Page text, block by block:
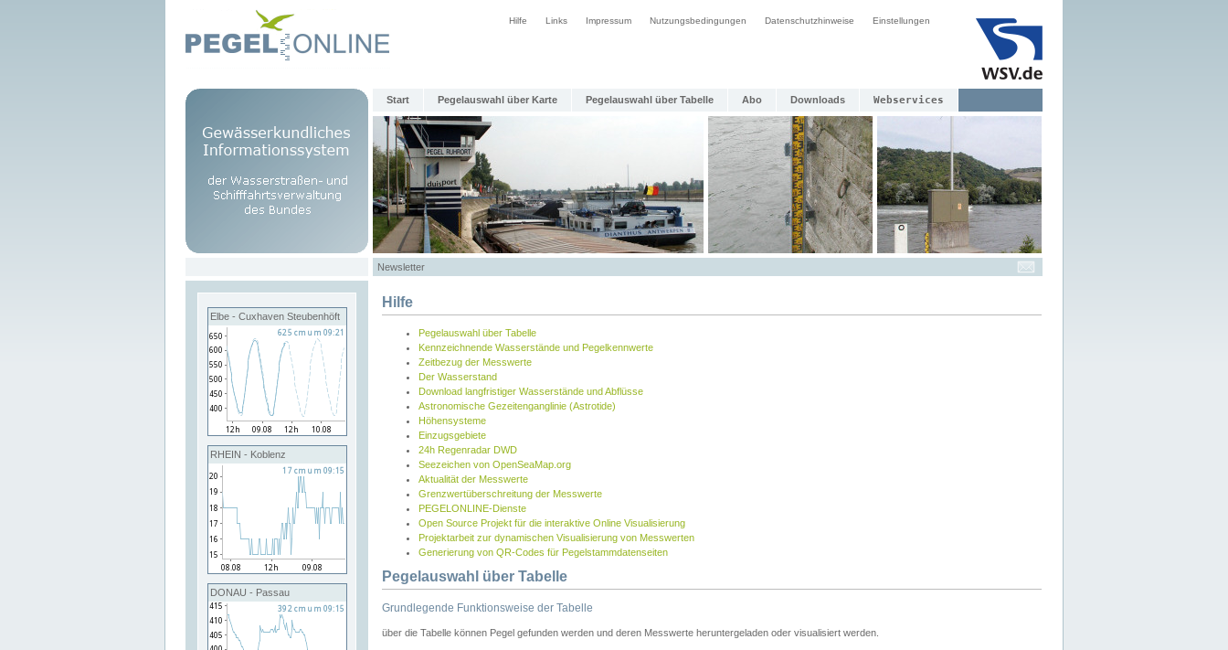
Hilfe Links Impressum Nutzungsbedingungen Datenschutzhinweise Einstellungen
Start Pegelauswahl über Karte Pegelauswahl über Tabelle Abo Downloads Webservices
Newsletter
Elbe - Cuxhaven Steubenhöft
RHEIN - Koblenz
DONAU - Passau
Hilfe
Pegelauswahl über Tabelle
Kennzeichnende Wasserstände und Pegelkennwerte
Zeitbezug der Messwerte
Der Wasserstand
Download langfristiger Wasserstände und Abflüsse
Astronomische Gezeitenganglinie (Astrotide)
Höhensysteme
Einzugsgebiete
24h Regenradar DWD
Seezeichen von OpenSeaMap.org
Aktualität der Messwerte
Grenzwertüberschreitung der Messwerte
PEGELONLINE-Dienste
Open Source Projekt für die interaktive Online Visualisierung
Projektarbeit zur dynamischen Visualisierung von Messwerten
Generierung von QR-Codes für Pegelstammdatenseiten
Pegelauswahl über Tabelle
Grundlegende Funktionsweise der Tabelle
über die Tabelle können Pegel gefunden werden und deren Messwerte heruntergeladen oder visualisiert werden.